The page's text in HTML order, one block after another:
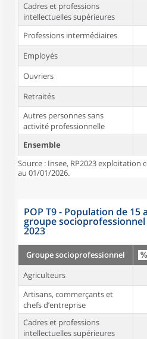
Cadres et professions
intellectuelles supérieures
Professions intermédiaires
Employés
Ouvriers
Retraités
Autres personnes sans
activité professionnelle
Ensemble
Source : Insee, RP2023
au 01/01/2026.
POP T9 - Population de 15
groupe
2023
Groupe socioprofessionnel
Agriculteurs
Artisans, commerçants et
chefs d’entreprise
Cadres et professions
intellectuelles supérieures